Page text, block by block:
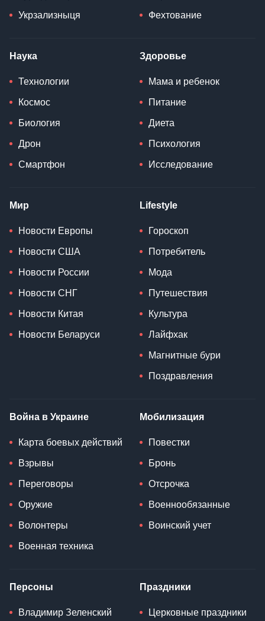
Укрзализныця Фехтование
Наука
Технологии
Космос
Биология
Дрон
Смартфон
Здоровье
Мама и ребенок
Питание
Диета
Психология
Исследование
Мир
Новости Европы
Новости США
Новости России
Новости СНГ
Новости Китая
Новости Беларуси
Lifestyle
Гороскоп
Потребитель
Мода
Путешествия
Культура
Лайфхак
Магнитные бури
Поздравления
Война в Украине
Карта боевых действий
Взрывы
Переговоры
Оружие
Волонтеры
Военная техника
Мобилизация
Повестки
Бронь
Отсрочка
Военнообязанные
Воинский учет
Персоны
Владимир Зеленский
Праздники
Церковные праздники